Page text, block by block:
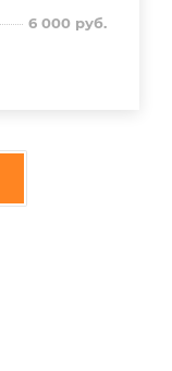
6 000 руб.